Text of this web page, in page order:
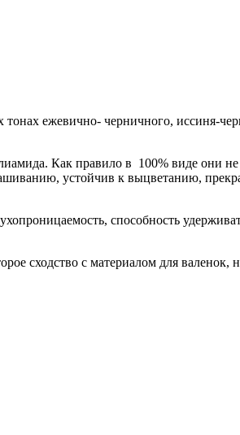
ежевично- черничного, иссиня-
Как правило в 100% виде они
устойчив к выцветанию,
способность
сходство c материалом для